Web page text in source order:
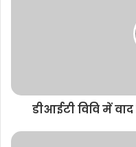
डीआईटी विवि में